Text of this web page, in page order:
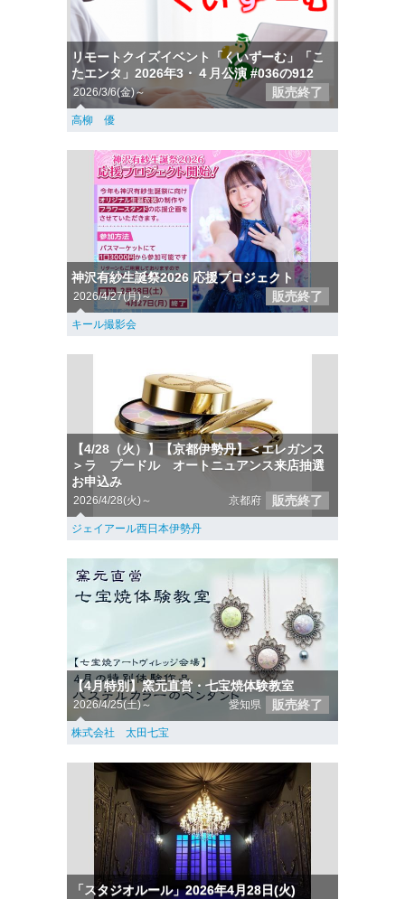
リモートクイズイベント「くいずーむ」「こ
たエンタ」2026年3・４月公演 #036の912
2026/3/6(金)～ 販売終了
高柳 優
神沢有紗生誕祭2026 応援プロジェクト
2026/4/27(月)～ 販売終了
キール撮影会
【4/28（火）】【京都伊勢丹】＜エレガンス
＞ラ プードル オートニュアンス来店抽選
お申込み
2026/4/28(火)～ 京都府 販売終了
ジェイアール西日本伊勢丹
【4月特別】窯元直営・七宝焼体験教室
2026/4/25(土)～ 愛知県 販売終了
株式会社 太田七宝
「スタジオルール」2026年4月28日(火)